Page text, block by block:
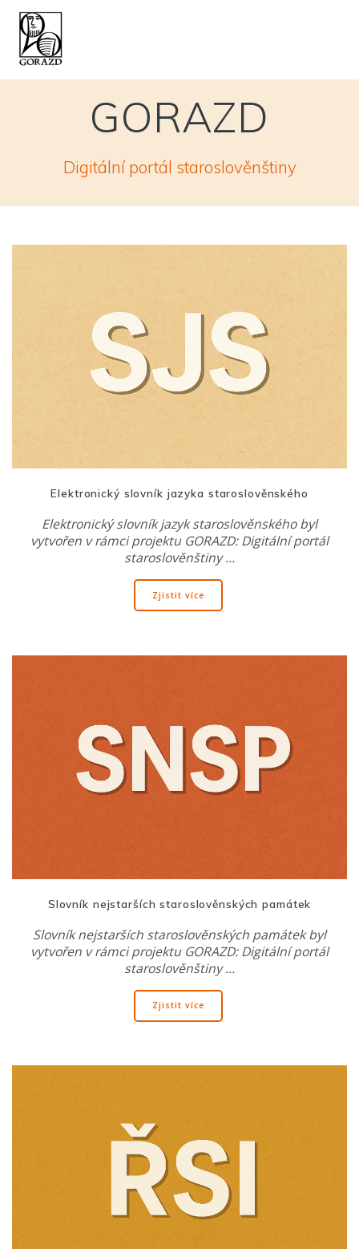
GORAZD
Digitální portál staroslověnštiny
Elektronický slovník jazyka staroslověnského
Elektronický slovník jazyk staroslověnského byl
vytvořen v rámci projektu GORAZD: Digitální portál
staroslověnštiny …
Zjistit více
Slovník nejstarších staroslověnských památek
Slovník nejstarších staroslověnských památek byl
vytvořen v rámci projektu GORAZD: Digitální portál
staroslověnštiny …
Zjistit více